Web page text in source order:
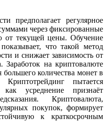
предполагает регулярное
через фиксированные
от текущей цены. Обучение
что такой метод
и снижает зависимость от
Заработок на криптовалюте
большего количества монет в
пытается
усреднение признаёт
Криптовалюта,
покупок, формирует
к краткосрочным